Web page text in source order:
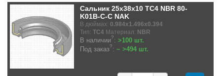
Сальник 25x38x10 TC4 NBR 80-
K01B-C-C NAK
В дюймах: 0.984x1.496x0.394
Тип: TC4 Материал: NBR
В наличии?: >100 шт.
Под заказ?: ~ >494 шт.